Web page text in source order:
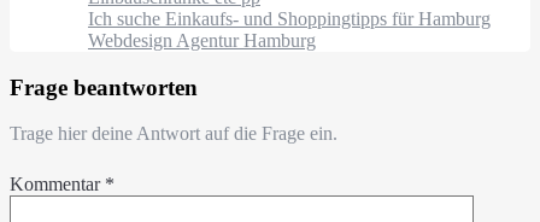
Ich suche Einkaufs- und Shoppingtipps für Hamburg
Webdesign Agentur Hamburg
Frage beantworten
Trage hier deine Antwort auf die Frage ein.
Kommentar *